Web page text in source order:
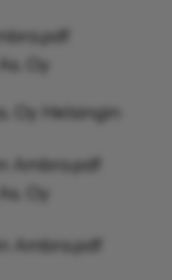
Oy
Oy Helsingin
Ambra.pdf
Oy
Ambra.pdf